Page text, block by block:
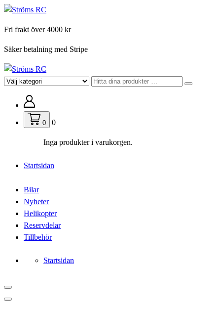
Hoppa
innehåll
Fri frakt över 4000 kr
Säker betalning med Stripe
För din hobby
0 0
Inga produkter i varukorgen.
Startsidan
Bilar
Nyheter
Helikopter
Reservdelar
Tillbehör
Startsidan